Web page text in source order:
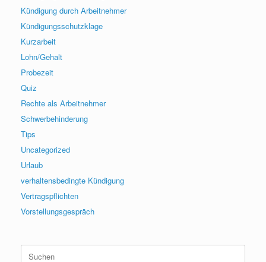
Kündigung durch Arbeitnehmer
Kündigungsschutzklage
Kurzarbeit
Lohn/Gehalt
Probezeit
Quiz
Rechte als Arbeitnehmer
Schwerbehinderung
Tips
Uncategorized
Urlaub
verhaltensbedingte Kündigung
Vertragspflichten
Vorstellungsgespräch
Suchen